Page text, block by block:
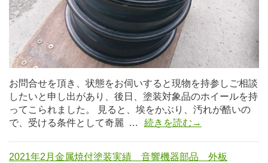
お問合せを頂き、状態をお伺いすると現物を持参しご相談
したいと申し出があり、後日、塗装対象品のホイールを持
ってこられました。 見ると、埃をかぶり、汚れが酷いの
で、受ける条件として奇麗 …
続きを読む→
2021年2月金属焼付塗装実績 音響機器部品 外板